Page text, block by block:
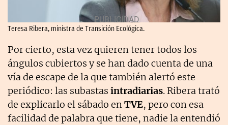
Teresa Ribera, ministra de Transición Ecológica.
Por cierto, esta vez quieren tener todos los
ángulos cubiertos y se han dado cuenta de una
vía de escape de la que también alertó este
periódico: las subastas intradiarias. Ribera trató
de explicarlo el sábado enTVE, pero con esa
facilidad de palabra que tiene, nadie la entendió